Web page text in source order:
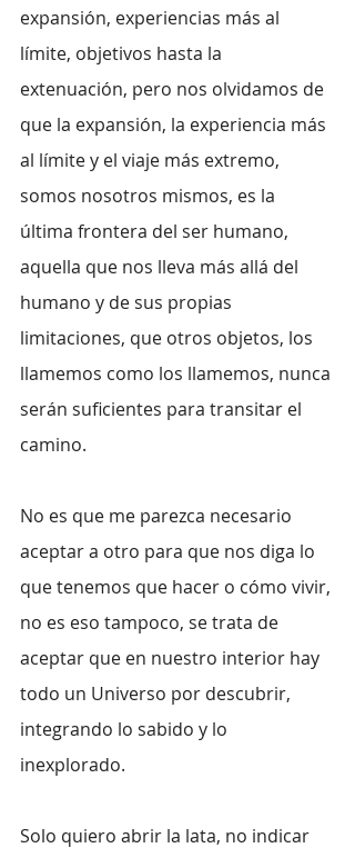
expansión, experiencias más al
límite, objetivos hasta la
extenuación, pero nos olvidamos de
que la expansión, la experiencia más
al límite y el viaje más extremo,
somos nosotros mismos, es la
última frontera del ser humano,
aquella que nos lleva más allá del
humano y de sus propias
limitaciones, que otros objetos, los
llamemos como los llamemos, nunca
serán suficientes para transitar el
camino.
No es que me parezca necesario
aceptar a otro para que nos diga lo
que tenemos que hacer o cómo vivir,
no es eso tampoco, se trata de
aceptar que en nuestro interior hay
todo un Universo por descubrir,
integrando lo sabido y lo
inexplorado.
Solo quiero abrir la lata, no indicar